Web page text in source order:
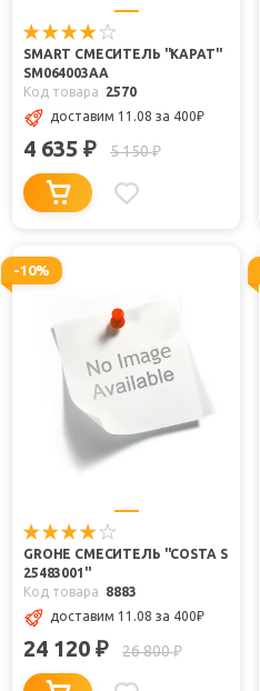
SMART СМЕСИТЕЛЬ "КАРАТ"
SM064003AA
Код товара
2570
доставим 11.08 за 400₽
4 635 ₽ 5 150₽
-10%
GROHE СМЕСИТЕЛЬ "COSTA S
25483001"
Код товара
8883
доставим 11.08 за 400₽
24 120 ₽ 26 800₽